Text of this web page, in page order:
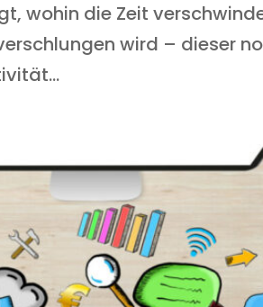
wohin die Zeit
wird – dieser